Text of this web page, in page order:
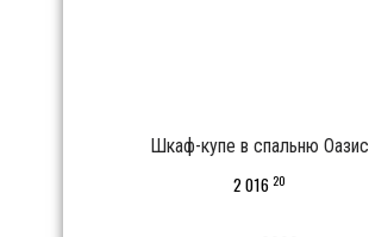
Шкаф-купе в спальню Оазис
2 016 20